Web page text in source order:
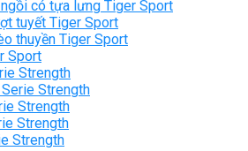
có tựa lưng Tiger Sport
tuyết Tiger Sport
thuyền Tiger Sport
Sport
Strength
Strength
Strength
Strength
Strength